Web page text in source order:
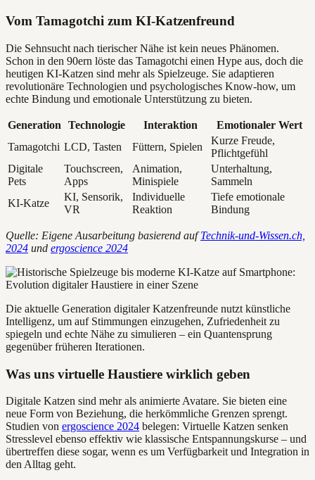
Vom Tamagotchi zum KI-Katzenfreund
Die Sehnsucht nach tierischer Nähe ist kein neues Phänomen.
Schon in den 90ern löste das Tamagotchi einen Hype aus, doch die
heutigen KI-Katzen sind mehr als Spielzeuge. Sie adaptieren
revolutionäre Technologien und psychologisches Know-how, um
echte Bindung und emotionale Unterstützung zu bieten.
Generation Technologie Interaktion
Emotionaler Wert
Tamagotchi LCD, Tasten Füttern, Spielen
Kurze Freude,
Pflichtgefühl
Digitale
Pets
Touchscreen,
Apps
Animation,
Minispiele
Unterhaltung,
Sammeln
KI-Katze
KI, Sensorik,
VR
Individuelle
Reaktion
Tiefe emotionale
Bindung
Quelle: Eigene Ausarbeitung basierend aufTechnik-und-Wissen.ch,
2024 und ergoscience 2024
Die aktuelle Generation digitaler Katzenfreunde nutzt künstliche
Intelligenz, um auf Stimmungen einzugehen, Zufriedenheit zu
spiegeln und echte Nähe zu simulieren – ein Quantensprung
gegenüber früheren Iterationen.
Was uns virtuelle Haustiere wirklich geben
Digitale Katzen sind mehr als animierte Avatare. Sie bieten eine
neue Form von Beziehung, die herkömmliche Grenzen sprengt.
Studien von ergoscience 2024 belegen: Virtuelle Katzen senken
Stresslevel ebenso effektiv wie klassische Entspannungskurse – und
übertreffen diese sogar, wenn es um Verfügbarkeit und Integration in
den Alltag geht.